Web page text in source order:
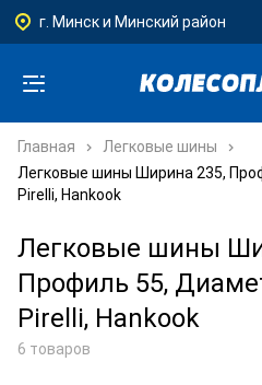
г. Минск и Минский район
Главная
Легковые шины
Легковые шины Ширина 235,
Pirelli, Hankook
Легковые шины
Профиль 55,
Pirelli, Hankook
6 товаров